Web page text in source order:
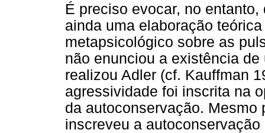
É preciso evocar, no
ainda uma elaboração
metapsicológico sobre as
não enunciou a existência
realizou Adler (cf. Kauffman
agressividade foi inscrita na
da autoconservação. Mesmo
inscreveu a